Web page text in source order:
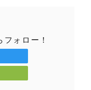
ォロー！